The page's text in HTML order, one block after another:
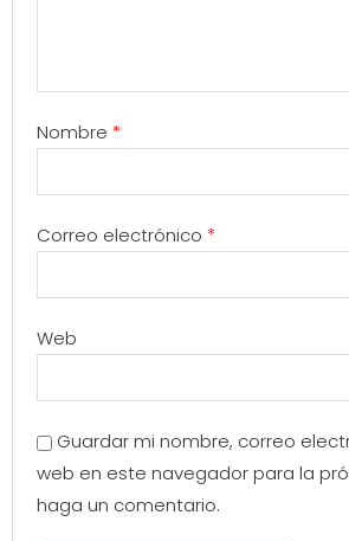
Nombre *
Correo electrónico *
Web
Guardar mi nombre, correo
web en este navegador para la
haga un comentario.